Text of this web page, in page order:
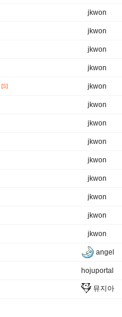
jkwon
jkwon
jkwon
jkwon
[5] jkwon
jkwon
jkwon
jkwon
jkwon
jkwon
jkwon
jkwon
jkwon
angel
hojuportal
뮤지아